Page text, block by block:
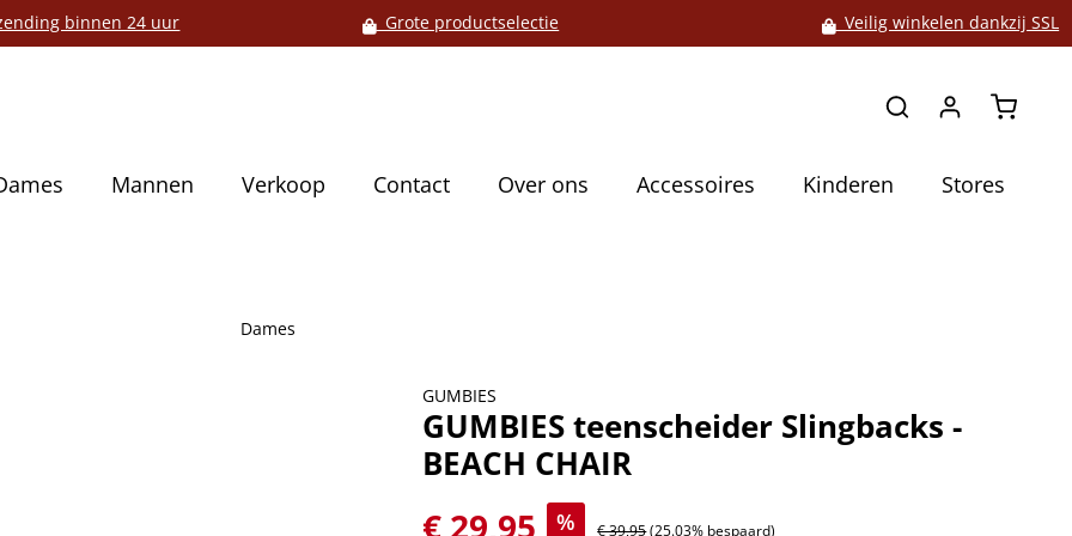
binnen 24 uur Grote productselectie Veilig winkelen dankzij SSL
Mannen Verkoop Contact Over ons Accessoires Kinderen Stores
Dames
GUMBIES
GUMBIES teenscheider Slingbacks -
BEACH CHAIR
€ 29,95 % € 39,95(25.03% bespaard)